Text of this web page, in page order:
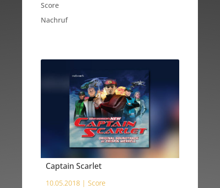
Score
Nachruf
Captain Scarlet
10.05.2018 | Score